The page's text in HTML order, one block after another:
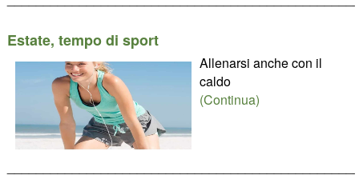
Estate, tempo di sport
Allenarsi anche con il
caldo
(Continua)